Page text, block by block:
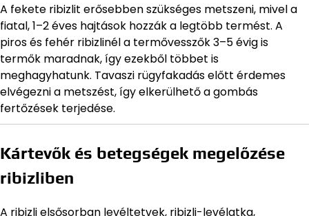
A fekete ribizlit erősebben szükséges metszeni, mivel a
fiatal, 1–2 éves hajtások hozzák a legtöbb termést. A
piros és fehér ribizlinél a termővesszők 3–5 évig is
termők maradnak, így ezekből többet is
meghagyhatunk. Tavaszi rügyfakadás előtt érdemes
elvégezni a metszést, így elkerülhető a gombás
fertőzések terjedése.
Kártevők és betegségek megelőzése
ribizliben
A ribizli elsősorban levéltetvek, ribizli-levélatka,